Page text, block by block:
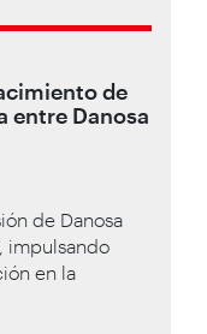
de
entre Danosa
de Danosa
impulsando
en la